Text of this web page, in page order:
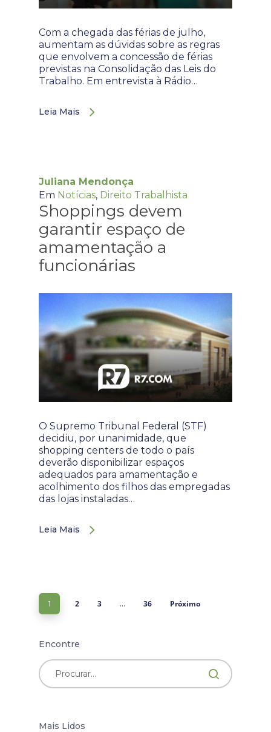
Com a chegada das férias de julho,
aumentam as dúvidas sobre as regras
que envolvem a concessão de férias
previstas na Consolidação das Leis do
Trabalho. Em entrevista à Rádio…
Leia Mais
Juliana Mendonça
Em Notícias, Direito Trabalhista
Shoppings devem
garantir espaço de
amamentação a
funcionárias
O Supremo Tribunal Federal (STF)
decidiu, por unanimidade, que
shopping centers de todo o país
deverão disponibilizar espaços
adequados para amamentação e
acolhimento dos filhos das empregadas
das lojas instaladas…
Leia Mais
1 2 3 … 36 Próximo
Encontre
Mais Lidos